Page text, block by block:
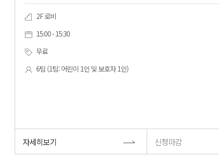
2F 로비
15:00 - 15:30
무료
6팀 (1팀: 어린이 1인 및 보호자 1인)
자세히보기 신청마감